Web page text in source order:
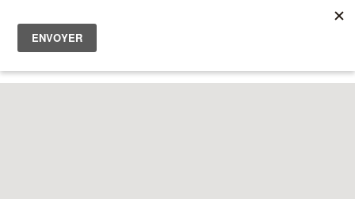
Homme